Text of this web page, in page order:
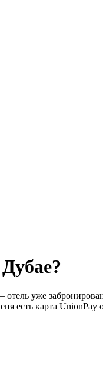
уже
есть карта UnionPay